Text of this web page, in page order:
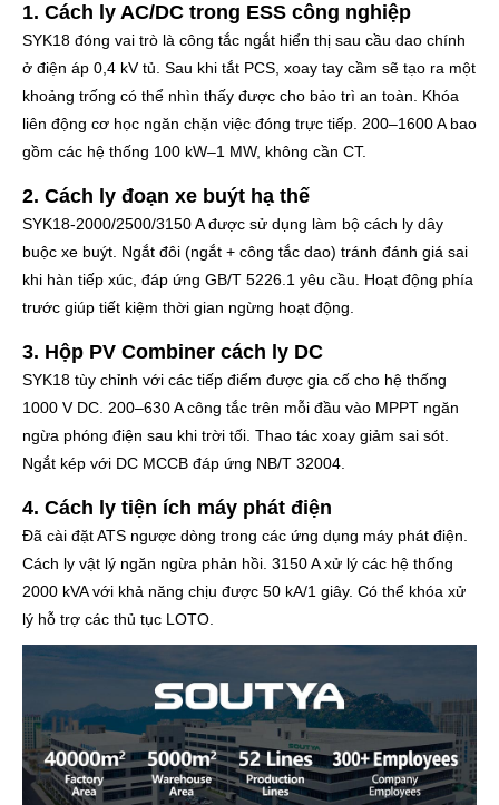
1. Cách ly AC/DC trong ESS công nghiệp
SYK18 đóng vai trò là công tắc ngắt hiển thị sau cầu dao chính
ở điện áp 0,4 kV tủ. Sau khi tắt PCS, xoay tay cầm sẽ tạo ra một
khoảng trống có thể nhìn thấy được cho bảo trì an toàn. Khóa
liên động cơ học ngăn chặn việc đóng trực tiếp. 200–1600 A bao
gồm các hệ thống 100 kW–1 MW, không cần CT.
2. Cách ly đoạn xe buýt hạ thế
SYK18-2000/2500/3150 A được sử dụng làm bộ cách ly dây
buộc xe buýt. Ngắt đôi (ngắt + công tắc dao) tránh đánh giá sai
khi hàn tiếp xúc, đáp ứng GB/T 5226.1 yêu cầu. Hoạt động phía
trước giúp tiết kiệm thời gian ngừng hoạt động.
3. Hộp PV Combiner cách ly DC
SYK18 tùy chỉnh với các tiếp điểm được gia cố cho hệ thống
1000 V DC. 200–630 A công tắc trên mỗi đầu vào MPPT ngăn
ngừa phóng điện sau khi trời tối. Thao tác xoay giảm sai sót.
Ngắt kép với DC MCCB đáp ứng NB/T 32004.
4. Cách ly tiện ích máy phát điện
Đã cài đặt ATS ngược dòng trong các ứng dụng máy phát điện.
Cách ly vật lý ngăn ngừa phản hồi. 3150 A xử lý các hệ thống
2000 kVA với khả năng chịu được 50 kA/1 giây. Có thể khóa xử
lý hỗ trợ các thủ tục LOTO.